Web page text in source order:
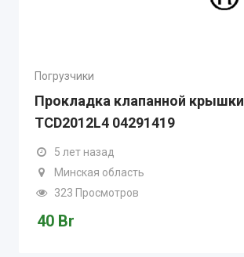
Погрузчики
Прокладка клапанной крышки
TCD2012L4 04291419
5 лет назад
Минская область
323 Просмотров
40 Br